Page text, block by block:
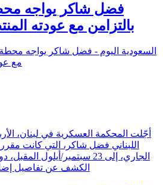
فضل شاكر يواجه
بالتزامن مع عودته
أجّلت المحكمة العسكرية في لبنان،
الجاري، إلى 23 سبتمبر/أيلول
الكشف عن تفاصيل